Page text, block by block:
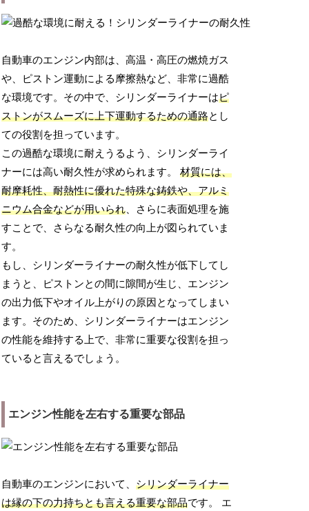
自動車のエンジン内部は、高温・高圧の燃焼ガス
や、ピストン運動による摩擦熱など、非常に過酷
な環境です。その中で、シリンダーライナーはピ
ストンがスムーズに上下運動するための通路とし
ての役割を担っています。
この過酷な環境に耐えうるよう、シリンダーライ
ナーには高い耐久性が求められます。材質には、
耐摩耗性、耐熱性に優れた特殊な鋳鉄や、アルミ
ニウム合金などが用いられ 、さらに表面処理を施
すことで、さらなる耐久性の向上が図られていま
す。
もし、シリンダーライナーの耐久性が低下してし
まうと、ピストンとの間に隙間が生じ、エンジン
の出力低下やオイル上がりの原因となってしまい
ます。そのため、シリンダーライナーはエンジン
の性能を維持する上で、非常に重要な役割を担っ
ていると言えるでしょう。
エンジン性能を左右する重要な部品
自動車のエンジンにおいて、シリンダーライナー
は縁の下の力持ちとも言える重要な部品です。 エ